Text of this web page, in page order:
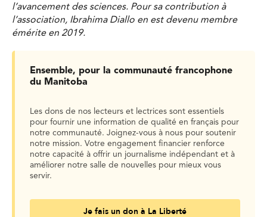
l’avancement des sciences. Pour sa contribution à
l’association, Ibrahima Diallo en est devenu membre
émérite en 2019.
Ensemble, pour la communauté francophone
du Manitoba
Les dons de nos lecteurs et lectrices sont essentiels
pour fournir une information de qualité en français pour
notre communauté. Joignez-vous à nous pour soutenir
notre mission. Votre engagement financier renforce
notre capacité à offrir un journalisme indépendant et à
améliorer notre salle de nouvelles pour mieux vous
servir.
Je fais un don à La Liberté